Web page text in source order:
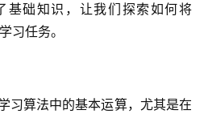
基础知识，让我们探索如何将
习任务。
习算法中的基本运算，尤其是在